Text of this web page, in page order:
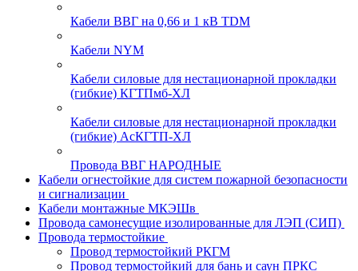
Кабели ВВГ на 0,66 и 1 кВ TDM
Кабели NYM
Кабели силовые для нестационарной прокладки
(гибкие) КГТПмб-ХЛ
Кабели силовые для нестационарной прокладки
(гибкие) АсКГТП-ХЛ
Провода ВВГ НАРОДНЫЕ
Кабели огнестойкие для систем пожарной безопасности
и сигнализации
Кабели монтажные МКЭШв
Провода самонесущие изолированные для ЛЭП (СИП)
Провода термостойкие
Провод термостойкий РКГМ
Провод термостойкий для бань и саун ПРКС